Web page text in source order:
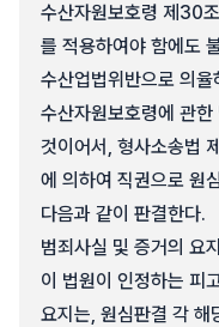
수산자원보호령 제30
를 적용하여야 함에도
수산업법위반으로 의
수산자원보호령에 관
것이어서, 형사소송법
에 의하여 직권으로 원
다음과 같이 판결한다.
범죄사실 및 증거의 요지
이 법원이 인정하는 피
요지는, 원심판결 각 해